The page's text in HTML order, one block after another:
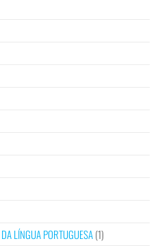
LÍNGUA PORTUGUESA(1)